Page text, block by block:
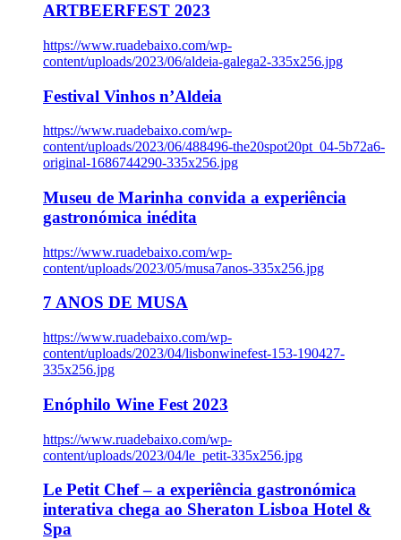
ARTBEERFEST 2023
https://www.ruadebaixo.com/wp-
content/uploads/2023/06/aldeia-galega2-335x256.jpg
Festival Vinhos n’Aldeia
https://www.ruadebaixo.com/wp-
content/uploads/2023/06/488496-the20spot20pt_04-5b72a6-
original-1686744290-335x256.jpg
Museu de Marinha convida a experiência
gastronómica inédita
https://www.ruadebaixo.com/wp-
content/uploads/2023/05/musa7anos-335x256.jpg
7 ANOS DE MUSA
https://www.ruadebaixo.com/wp-
content/uploads/2023/04/lisbonwinefest-153-190427-
335x256.jpg
Enóphilo Wine Fest 2023
https://www.ruadebaixo.com/wp-
content/uploads/2023/04/le_petit-335x256.jpg
Le Petit Chef – a experiência gastronómica
interativa chega ao Sheraton Lisboa Hotel &
Spa